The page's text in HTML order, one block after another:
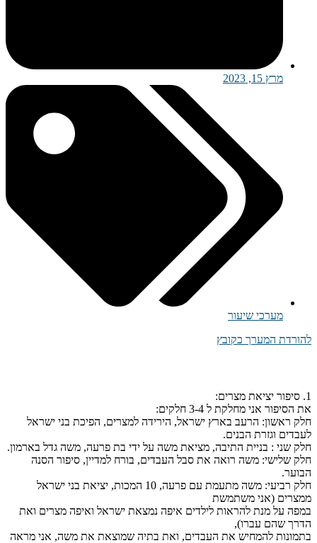
מרץ 15, 2023
מערכי שיעור
להורדת המערך כקובץ
1. סיפור יציאת מצרים:
את הסיפור אני מחלקת ל 3-4 חלקים:
חלק ראשון: הרעב בארץ ישראל, הירידה למצרים, הפיכת בני ישראל
לעבדים וגזרת הבנים.
חלק שני : בניית התיבה, מציאת משה על ידי בת פרעה, משה גדל בארמון.
חלק שלישי: משה רואה את סבל העבדים, בורח למדיין, סיפור הסנה
הבוער.
חלק רביעי: משה מתעמת עם פרעה, 10 המכות, יציאת בני ישראל
ממצרים (אני משתמשת
במפה על מנת להראות לילדים איפה נמצאת ישראל ואיפה מצרים ואת
הדרך שהם עברו),
בתמונות להמחיש את העבדים, ואת בתיה שמוצאת את משה, אני מראה